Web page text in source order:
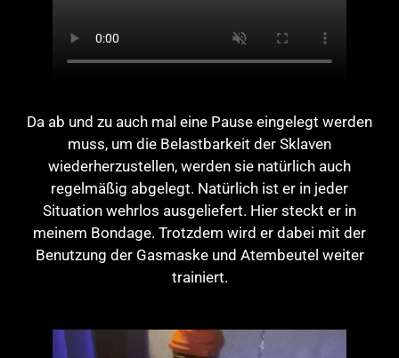
Da ab und zu auch mal eine Pause eingelegt werden
muss, um die Belastbarkeit der Sklaven
wiederherzustellen, werden sie natürlich auch
regelmäßig abgelegt. Natürlich ist er in jeder
Situation wehrlos ausgeliefert. Hier steckt er in
meinem Bondage. Trotzdem wird er dabei mit der
Benutzung der Gasmaske und Atembeutel weiter
trainiert.